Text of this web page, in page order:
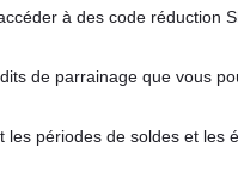
à des code réduction
de parrainage que vous
périodes de soldes et les